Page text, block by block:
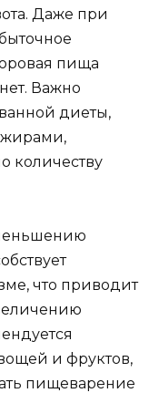
Даже при
пища
Важно
диеты,
жирами,
количеству
что приводит
и фруктов,
пищеварение